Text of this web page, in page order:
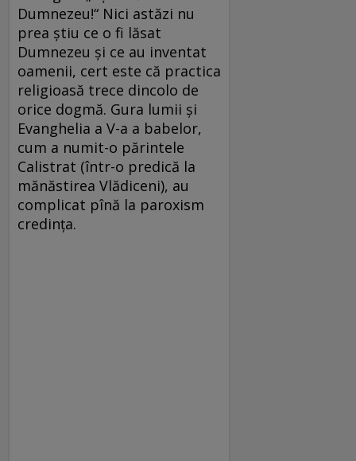
Dumnezeu!“ Nici astăzi nu
prea ştiu ce o fi lăsat
Dumnezeu şi ce au inventat
oamenii, cert este că practica
religioasă trece dincolo de
orice dogmă. Gura lumii şi
Evanghelia a V-a a babelor,
cum a numit-o părintele
Calistrat (într-o predică la
mănăstirea Vlădiceni), au
complicat pînă la paroxism
credinţa.